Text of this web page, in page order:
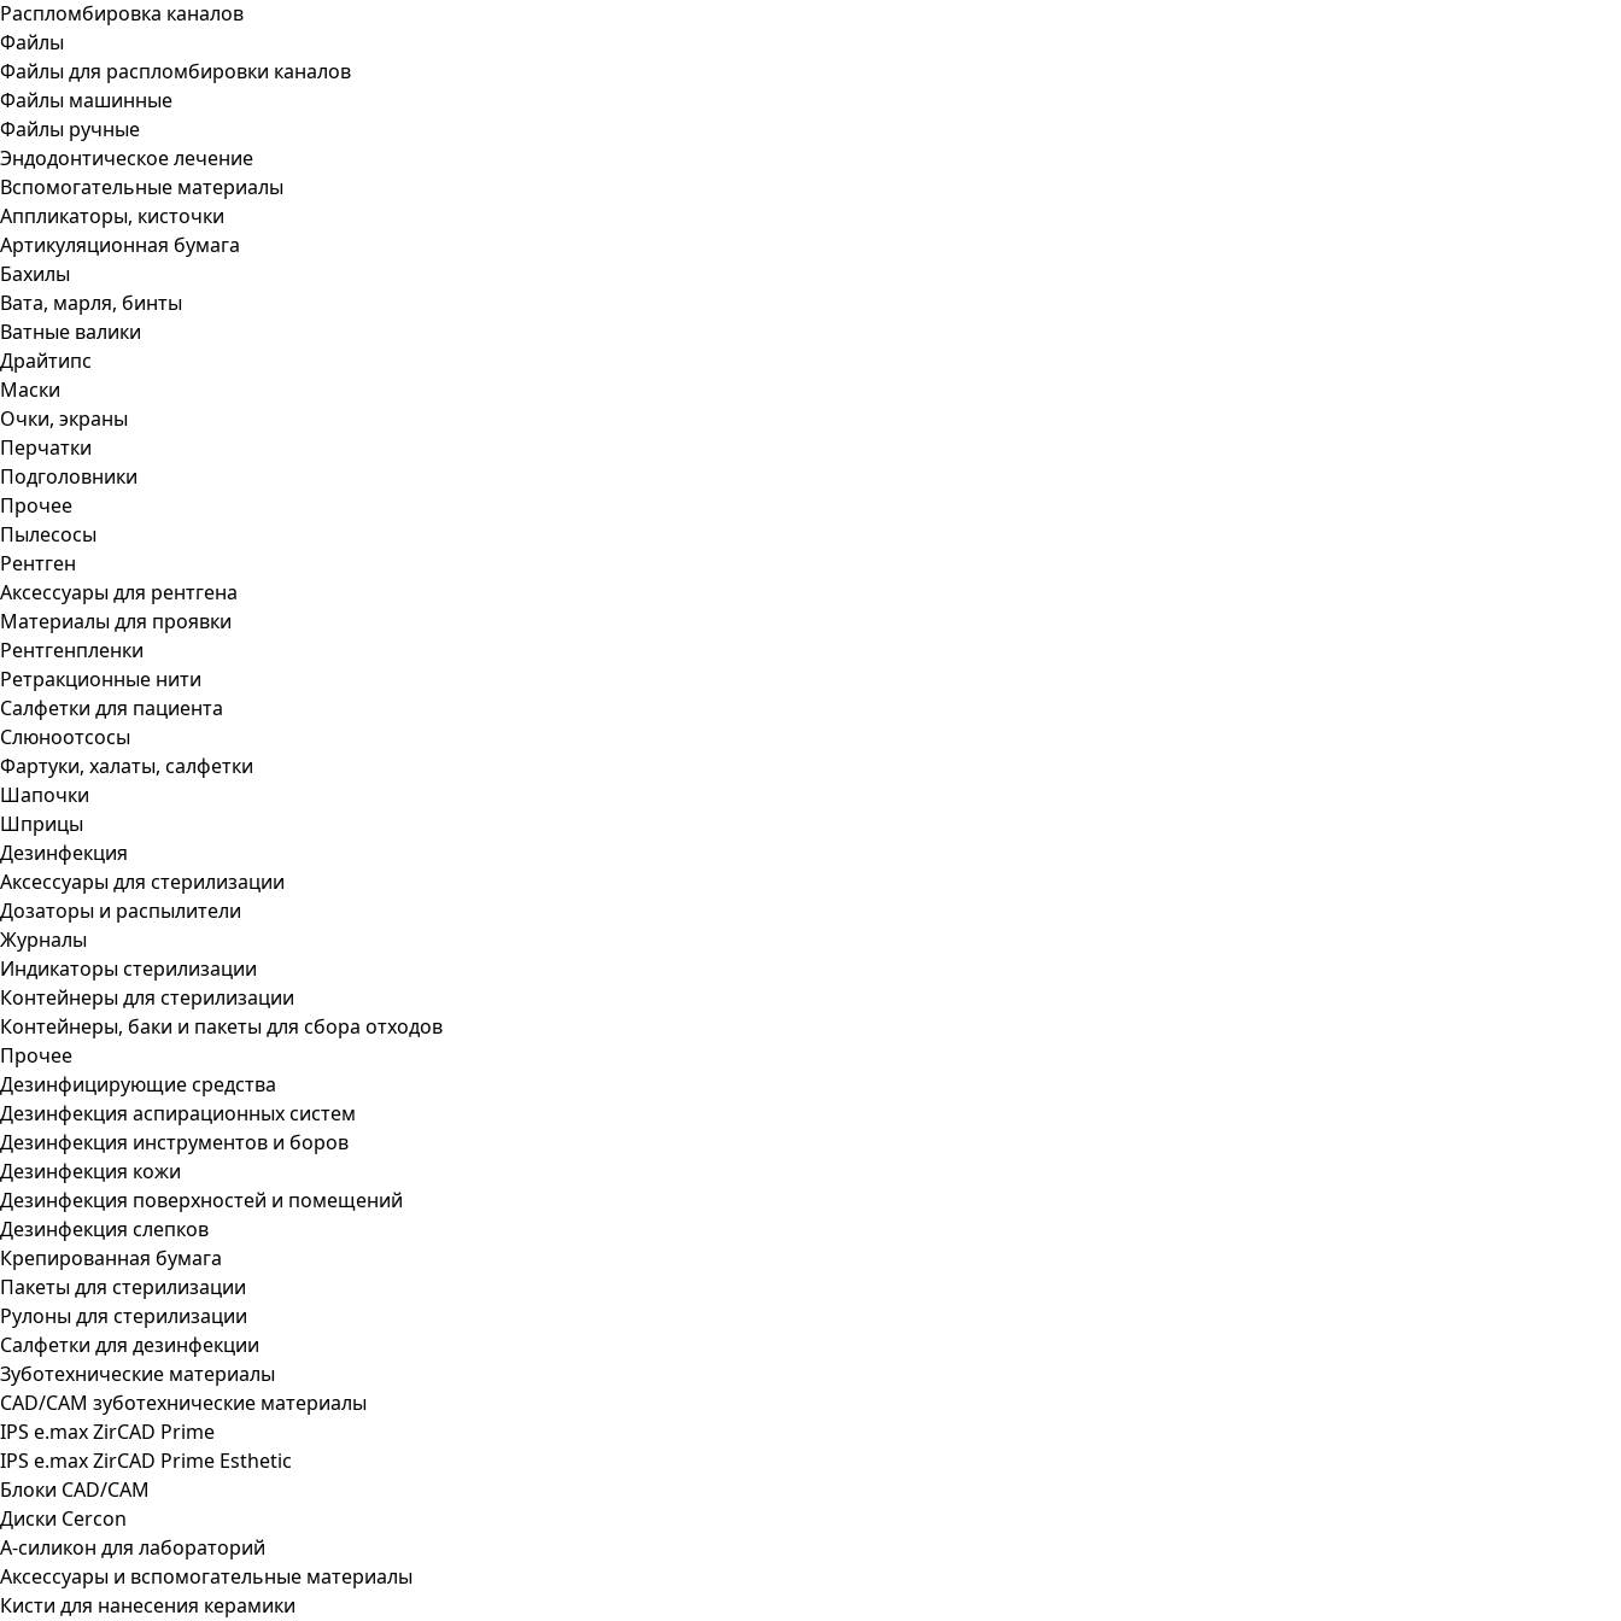
Распломбировка каналов
Файлы
Файлы для распломбировки каналов
Файлы машинные
Файлы ручные
Эндодонтическое лечение
Вспомогательные материалы
Аппликаторы, кисточки
Артикуляционная бумага
Бахилы
Вата, марля, бинты
Ватные валики
Драйтипс
Маски
Очки, экраны
Перчатки
Подголовники
Прочее
Пылесосы
Рентген
Аксессуары для рентгена
Материалы для проявки
Рентгенпленки
Ретракционные нити
Салфетки для пациента
Слюноотсосы
Фартуки, халаты, салфетки
Шапочки
Шприцы
Дезинфекция
Аксессуары для стерилизации
Дозаторы и распылители
Журналы
Индикаторы стерилизации
Контейнеры для стерилизации
Контейнеры, баки и пакеты для сбора отходов
Прочее
Дезинфицирующие средства
Дезинфекция аспирационных систем
Дезинфекция инструментов и боров
Дезинфекция кожи
Дезинфекция поверхностей и помещений
Дезинфекция слепков
Крепированная бумага
Пакеты для стерилизации
Рулоны для стерилизации
Салфетки для дезинфекции
Зуботехнические материалы
CAD/CAM зуботехнические материалы
IPS e.max ZirCAD Prime
IPS e.max ZirCAD Prime Esthetic
Блоки CAD/CAM
Диски Cercon
А-силикон для лабораторий
Аксессуары и вспомогательные материалы
Кисти для нанесения керамики